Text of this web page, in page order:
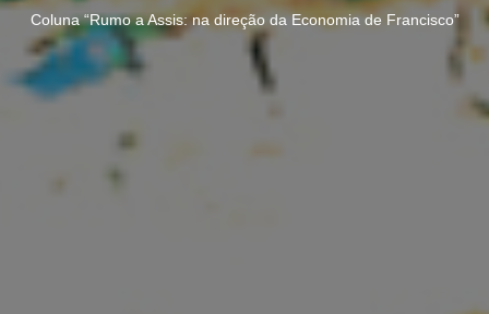
Coluna “Rumo a Assis: na direção da Economia de Francisco”